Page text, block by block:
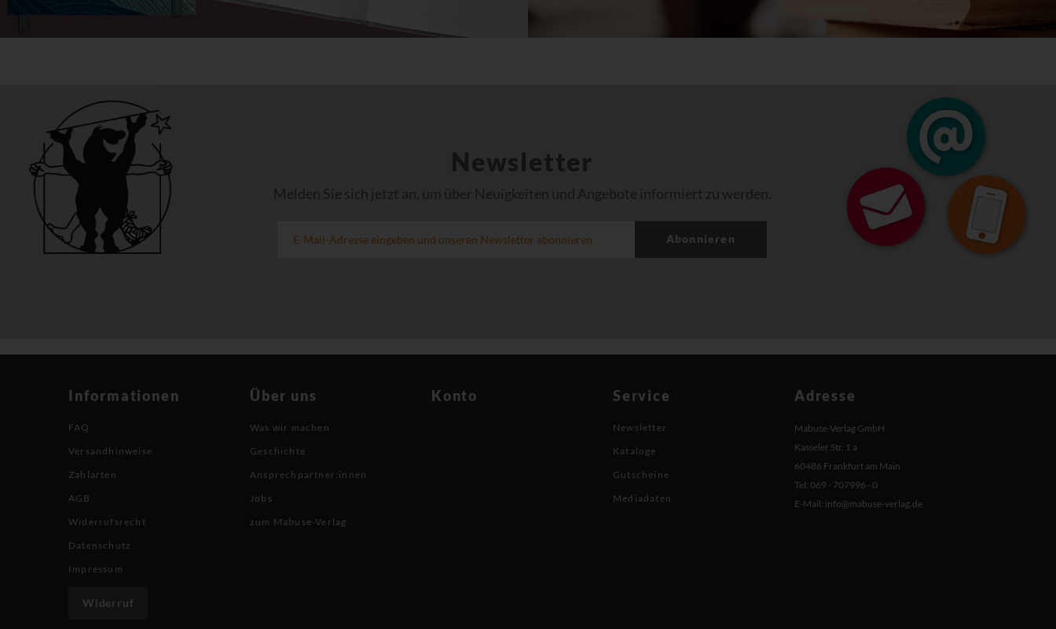
Newsletter
Melden Sie sich jetzt an, um über Neuigkeiten und Angebote informiert zu werden.
Abonnieren
Informationen
FAQ
Versandhinweise
Zahlarten
AGB
Widerrufsrecht
Datenschutz
Impressum
Widerruf
Über uns
Was wir machen
Geschichte
Ansprechpartner:innen
Jobs
zum Mabuse-Verlag
Konto Service
Newsletter
Kataloge
Gutscheine
Mediadaten
Adresse
Mabuse-Verlag GmbH
Kasseler Str. 1 a
60486 Frankfurt am Main
Tel: 069 - 707996 - 0
E-Mail: info@mabuse-verlag.de